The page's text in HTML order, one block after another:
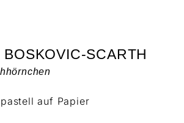
SCARTH
auf Papier